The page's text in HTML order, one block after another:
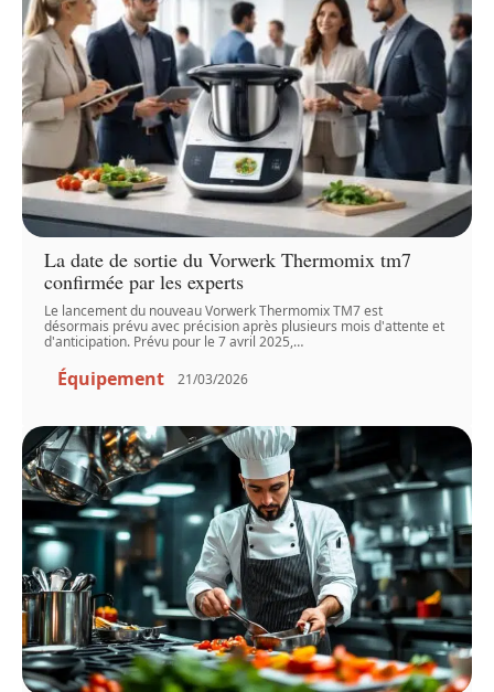
La date de sortie du Vorwerk Thermomix tm7
confirmée par les experts
Le lancement du nouveau Vorwerk Thermomix TM7 est
désormais prévu avec précision après plusieurs mois d'attente et
d'anticipation. Prévu pour le 7 avril 2025,…
Équipement 21/03/2026